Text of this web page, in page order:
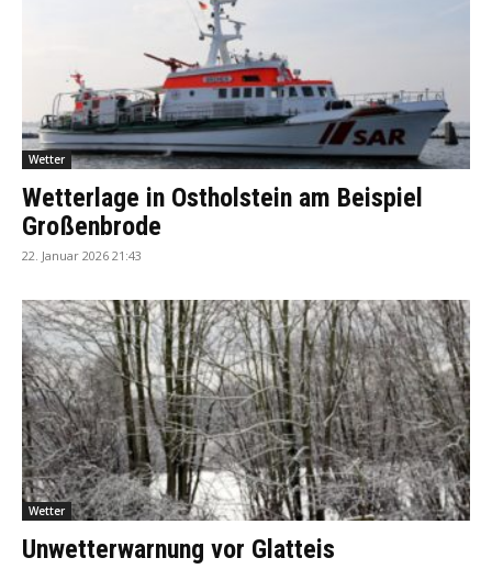
Wetter
Wetterlage in Ostholstein am Beispiel
Großenbrode
22. Januar 2026 21:43
Wetter
Unwetterwarnung vor Glatteis